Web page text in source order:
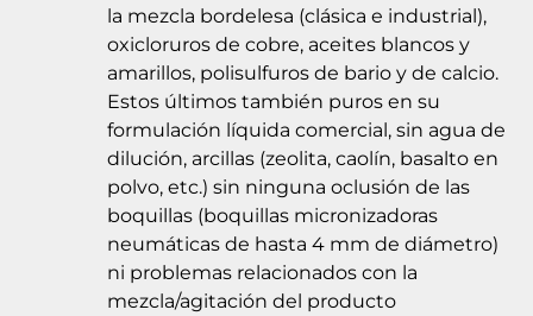
la mezcla bordelesa (clásica e industrial),
oxicloruros de cobre, aceites blancos y
amarillos, polisulfuros de bario y de calcio.
Estos últimos también puros en su
formulación líquida comercial, sin agua de
dilución, arcillas (zeolita, caolín, basalto en
polvo, etc.) sin ninguna oclusión de las
boquillas (boquillas micronizadoras
neumáticas de hasta 4 mm de diámetro)
ni problemas relacionados con la
mezcla/agitación del producto